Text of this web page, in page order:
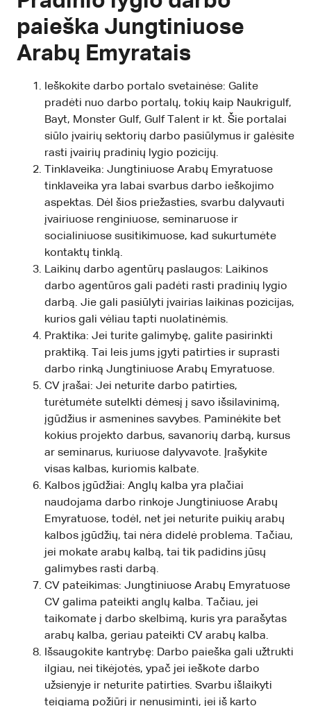
paieška Jungtiniuose
Arabų Emyratais
Ieškokite darbo portalo svetainėse: Galite
pradėti nuo darbo portalų, tokių kaip Naukrigulf,
Bayt, Monster Gulf, Gulf Talent ir kt. Šie portalai
siūlo įvairių sektorių darbo pasiūlymus ir galėsite
rasti įvairių pradinių lygio pozicijų.
Tinklaveika: Jungtiniuose Arabų Emyratuose
tinklaveika yra labai svarbus darbo ieškojimo
aspektas. Dėl šios priežasties, svarbu dalyvauti
įvairiuose renginiuose, seminaruose ir
socialiniuose susitikimuose, kad sukurtumėte
kontaktų tinklą.
Laikinų darbo agentūrų paslaugos: Laikinos
darbo agentūros gali padėti rasti pradinių lygio
darbą. Jie gali pasiūlyti įvairias laikinas pozicijas,
kurios gali vėliau tapti nuolatinėmis.
Praktika: Jei turite galimybę, galite pasirinkti
praktiką. Tai leis jums įgyti patirties ir suprasti
darbo rinką Jungtiniuose Arabų Emyratuose.
CV įrašai: Jei neturite darbo patirties,
turėtumėte sutelkti dėmesį į savo išsilavinimą,
įgūdžius ir asmenines savybes. Paminėkite bet
kokius projekto darbus, savanorių darbą, kursus
ar seminarus, kuriuose dalyvavote. Įrašykite
visas kalbas, kuriomis kalbate.
Kalbos įgūdžiai: Anglų kalba yra plačiai
naudojama darbo rinkoje Jungtiniuose Arabų
Emyratuose, todėl, net jei neturite puikių arabų
kalbos įgūdžių, tai nėra didelė problema. Tačiau,
jei mokate arabų kalbą, tai tik padidins jūsų
galimybes rasti darbą.
CV pateikimas: Jungtiniuose Arabų Emyratuose
CV galima pateikti anglų kalba. Tačiau, jei
taikomate į darbo skelbimą, kuris yra parašytas
arabų kalba, geriau pateikti CV arabų kalba.
Išsaugokite kantrybę: Darbo paieška gali užtrukti
ilgiau, nei tikėjotės, ypač jei ieškote darbo
užsienyje ir neturite patirties. Svarbu išlaikyti
teigiamą požiūrį ir nenusiminti, jei iš karto